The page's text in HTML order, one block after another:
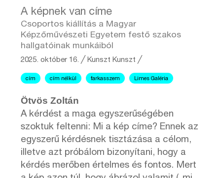
A képnek van címe
Csoportos kiállítás a Magyar
Képzőművészeti Egyetem festő szakos
hallgatóinak munkáiból
2025. október 16. ╱Kunszt Kunszt ╱
cím cím nélkül farkasszem Limes Galéria
Ötvös Zoltán
A kérdést a maga egyszerűségében
szoktuk feltenni: Mi a kép címe? Ennek az
egyszerű kérdésnek tisztázása a célom,
illetve azt próbálom bizonyítani, hogy a
kérdés merőben értelmes és fontos. Mert